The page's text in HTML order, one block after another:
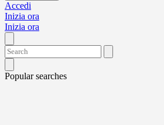
Accedi
Inizia ora
Inizia ora
Popular searches